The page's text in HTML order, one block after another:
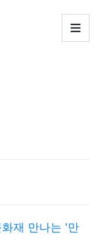
재 만나는 '만